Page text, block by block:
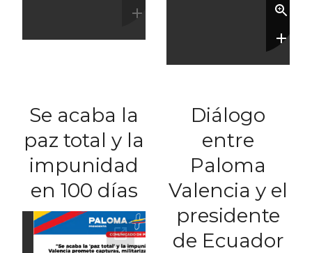
Se acaba la
paz total y la
impunidad
en 100 días
Diálogo
entre
Paloma
Valencia y el
presidente
de Ecuador